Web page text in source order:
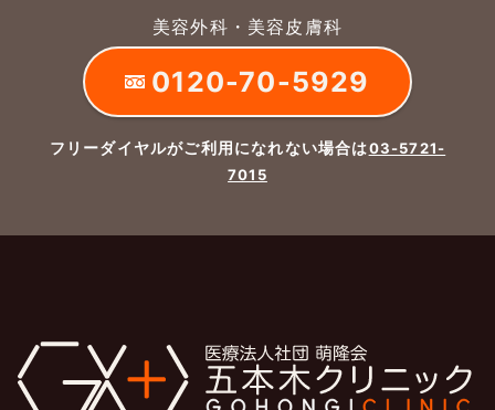
美容外科・美容皮膚科
0120-70-5929
フリーダイヤルがご利用になれない場合は03-5721-
7015